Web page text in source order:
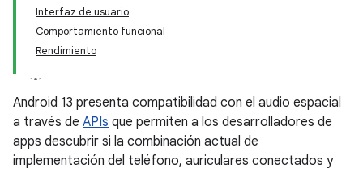
Interfaz de usuario
Comportamiento funcional
Rendimiento
Android 13 presenta compatibilidad con el audio espacial
a través de APIs que permiten a los desarrolladores de
apps descubrir si la combinación actual de
implementación del teléfono, auriculares conectados y